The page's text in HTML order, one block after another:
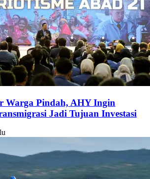
Warga Pindah, AHY Ingin
Jadi Tujuan Investasi